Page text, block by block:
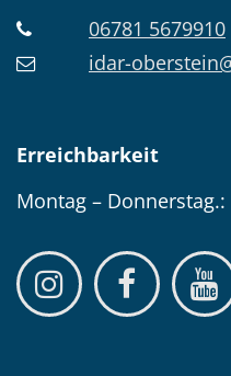
06781 5679910
idar-
Erreichbarkeit
Montag –